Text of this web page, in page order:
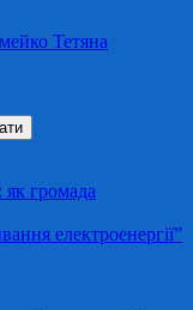
Тетяна
громада
електроенергії”